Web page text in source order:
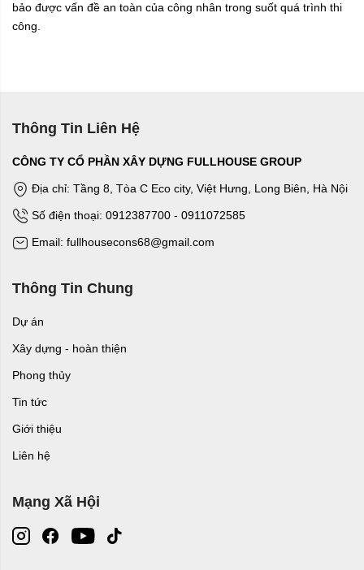
bảo được vấn đề an toàn của công nhân trong suốt quá trình thi
công.
Thông Tin Liên Hệ
CÔNG TY CỔ PHẦN XÂY DỰNG FULLHOUSE GROUP
Địa chỉ: Tầng 8, Tòa C Eco city, Việt Hưng, Long Biên, Hà Nội
Số điện thoại: 0912387700 - 0911072585
Email: fullhousecons68@gmail.com
Thông Tin Chung
Dự án
Xây dựng - hoàn thiện
Phong thủy
Tin tức
Giới thiệu
Liên hệ
Mạng Xã Hội